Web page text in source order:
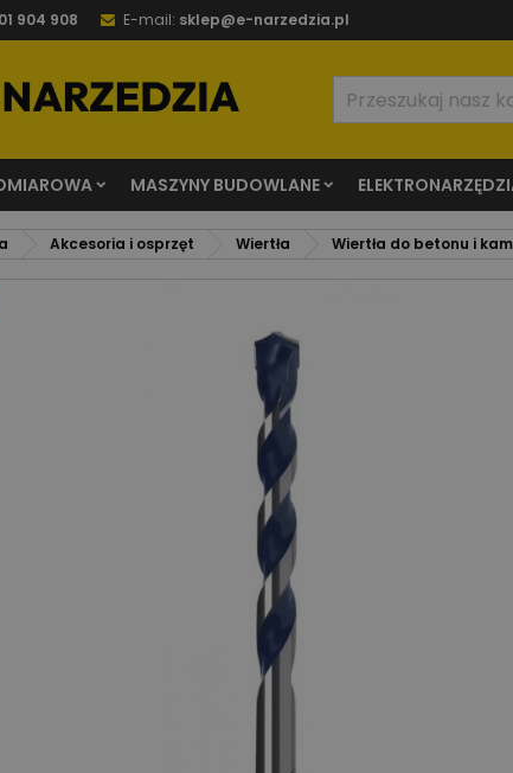
904 908 E-mail: sklep@e-narzedzia.pl
MASZYNY BUDOWLANE
Akcesoria i osprzęt Wiertła Wiertła do betonu i